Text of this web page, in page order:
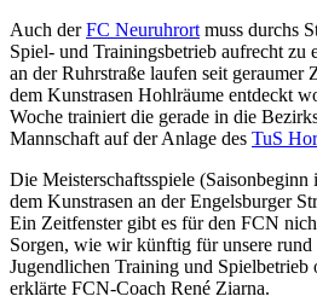
Auch derFC Neuruhrort muss durchs
Spiel- und Trainingsbetrieb aufrecht zu
an der Ruhrstraße laufen seit geraumer
dem Kunstrasen Hohlräume entdeckt
Woche trainiert die gerade in die
Mannschaft auf der Anlage des TuS
Die Meisterschaftsspiele
dem Kunstrasen an der Engelsburger
Ein Zeitfenster gibt es für den FCN
Sorgen, wie wir künftig für unsere
Jugendlichen Training und Spielbetrieb
erklärte FCN-Coach René Ziarna.